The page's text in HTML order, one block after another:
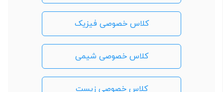
کلاس خصوصی فیزیک
کلاس خصوصی شیمی
کلاس خصوصی زیست